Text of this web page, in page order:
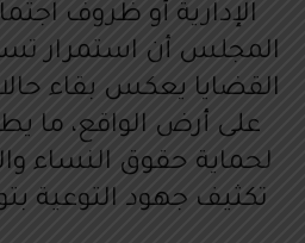
الإدارية أو ظروف
المجلس أن استمرار
القضايا يعكس بقاء
على أرض الواقع، ما
لحماية حقوق النساء
تكثيف جهود التوعية